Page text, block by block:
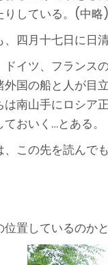
りしている。(中
四月十七日に日
ドイツ、フランス
国の船と人が目
は南山手にロシア
おいく…とある。
この先を読んで
置しているのか